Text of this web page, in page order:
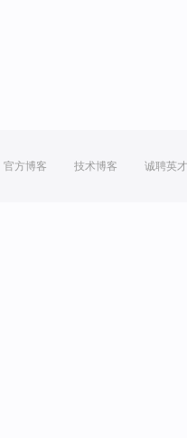
官方博客 技术博客 诚聘英才